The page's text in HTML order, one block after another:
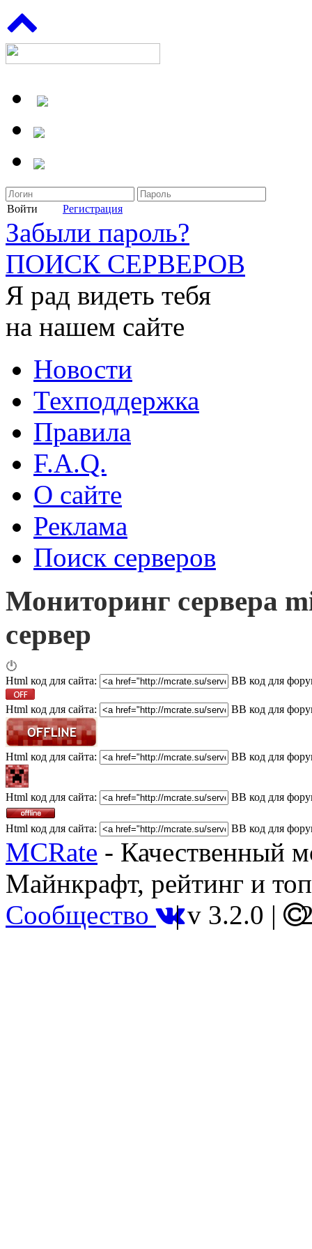
Войти Регистрация
Забыли пароль?
ПОИСК СЕРВЕРОВ
Я рад видеть тебя
на нашем сайте
Новости
Техподдержка
Правила
F.A.Q.
О сайте
Реклама
Поиск серверов
Мониторинг сервера
сервер
Html код для сайта: BB код для
Html код для сайта: BB код для
Html код для сайта: BB код для
Html код для сайта: BB код для
Html код для сайта: BB код для
MCRate - Качественный
Майнкрафт, рейтинг и
Сообщество |v 3.2.0 |